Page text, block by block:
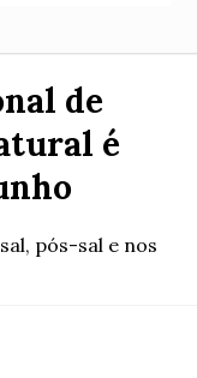
de
é
pós-sal e nos